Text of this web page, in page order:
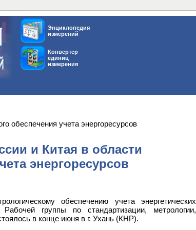
Энциклопедия
измерений
Конвертер
единиц
измерения
обеспечения учета энергоресурсов
и Китая в области
энергоресурсов
обеспечению учета энергетических
Рабочей группы по стандартизации, метрологии,
в конце июня в г. Ухань (КНР).